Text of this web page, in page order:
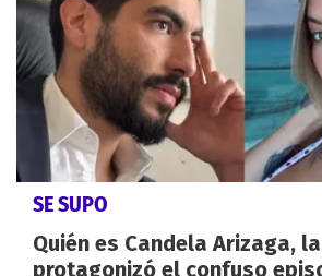
SE SUPO
Quién es Candela Arizaga,
protagonizó el confuso